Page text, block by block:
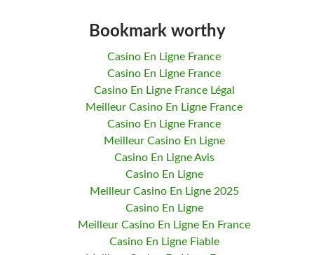
Bookmark worthy
Casino En Ligne France
Casino En Ligne France
Casino En Ligne France Légal
Meilleur Casino En Ligne France
Casino En Ligne France
Meilleur Casino En Ligne
Casino En Ligne Avis
Casino En Ligne
Meilleur Casino En Ligne 2025
Casino En Ligne
Meilleur Casino En Ligne En France
Casino En Ligne Fiable